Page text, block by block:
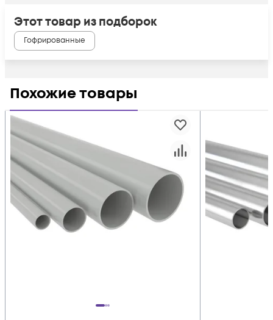
Этот товар из подборок
Гофрированные
Похожие товары